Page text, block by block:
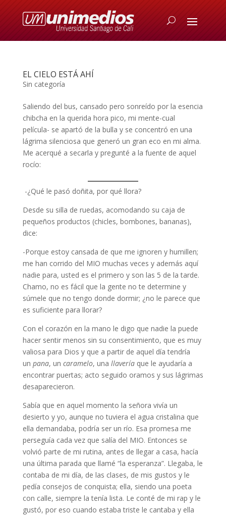
EL CIELO ESTÁ AHÍ
Sin categoría
Saliendo del bus, cansado pero sonreído por la esencia
chibcha en la querida hora pico, mi mente-cual
película- se apartó de la bulla y se concentró en una
lágrima silenciosa que generó un gran eco en mi alma.
Me acerqué a secarla y pregunté a la fuente de aquel
rocío:
-¿Qué le pasó doñita, por qué llora?
Desde su silla de ruedas, acomodando su caja de
pequeños productos (chicles, bombones, bananas),
dice:
-Porque estoy cansada de que me ignoren y humillen;
me han corrido del MIO muchas veces y además aquí
nadie para, usted es el primero y son las 5 de la tarde.
Chamo, no es fácil que la gente no te determine y
súmele que no tengo donde dormir; ¿no le parece que
es suficiente para llorar?
Con el corazón en la mano le digo que nadie la puede
hacer sentir menos sin su consentimiento, que es muy
valiosa para Dios y que a partir de aquel día tendría
un pana, un caramelo, una llaveríaque le ayudaría a
encontrar puertas; acto seguido oramos y sus lágrimas
desaparecieron.
Sabía que en aquel momento la señora vivía un
desierto y yo, aunque no tuviera el agua cristalina que
ella demandaba, podría ser un río. Esa promesa me
perseguía cada vez que salía del MIO. Entonces se
volvió parte de mi rutina, antes de llegar a casa, hacía
una última parada que llamé “la esperanza”. Llegaba, le
contaba de mi día, de las clases, de mis gustos y le
pedía consejos de conquista; ella, siendo una poeta
con calle, siempre la tenía lista. Le conté de mi rap y le
gustó, por eso cuando estaba triste le cantaba y ella